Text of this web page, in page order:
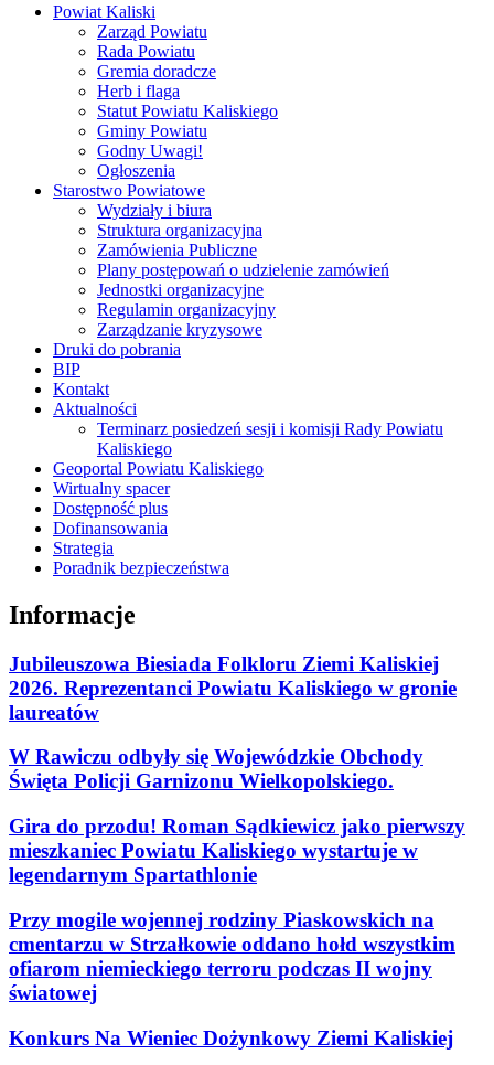
Powiat Kaliski
Zarząd Powiatu
Rada Powiatu
Gremia doradcze
Herb i flaga
Statut Powiatu Kaliskiego
Gminy Powiatu
Godny Uwagi!
Ogłoszenia
Starostwo Powiatowe
Wydziały i biura
Struktura organizacyjna
Zamówienia Publiczne
Plany postępowań o udzielenie zamówień
Jednostki organizacyjne
Regulamin organizacyjny
Zarządzanie kryzysowe
Druki do pobrania
BIP
Kontakt
Aktualności
Terminarz posiedzeń sesji i komisji Rady Powiatu
Kaliskiego
Geoportal Powiatu Kaliskiego
Wirtualny spacer
Dostępność plus
Dofinansowania
Strategia
Poradnik bezpieczeństwa
Informacje
Jubileuszowa Biesiada Folkloru Ziemi Kaliskiej
2026. Reprezentanci Powiatu Kaliskiego w gronie
laureatów
W Rawiczu odbyły się Wojewódzkie Obchody
Święta Policji Garnizonu Wielkopolskiego.
Gira do przodu! Roman Sądkiewicz jako pierwszy
mieszkaniec Powiatu Kaliskiego wystartuje w
legendarnym Spartathlonie
Przy mogile wojennej rodziny Piaskowskich na
cmentarzu w Strzałkowie oddano hołd wszystkim
ofiarom niemieckiego terroru podczas II wojny
światowej
Konkurs Na Wieniec Dożynkowy Ziemi Kaliskiej